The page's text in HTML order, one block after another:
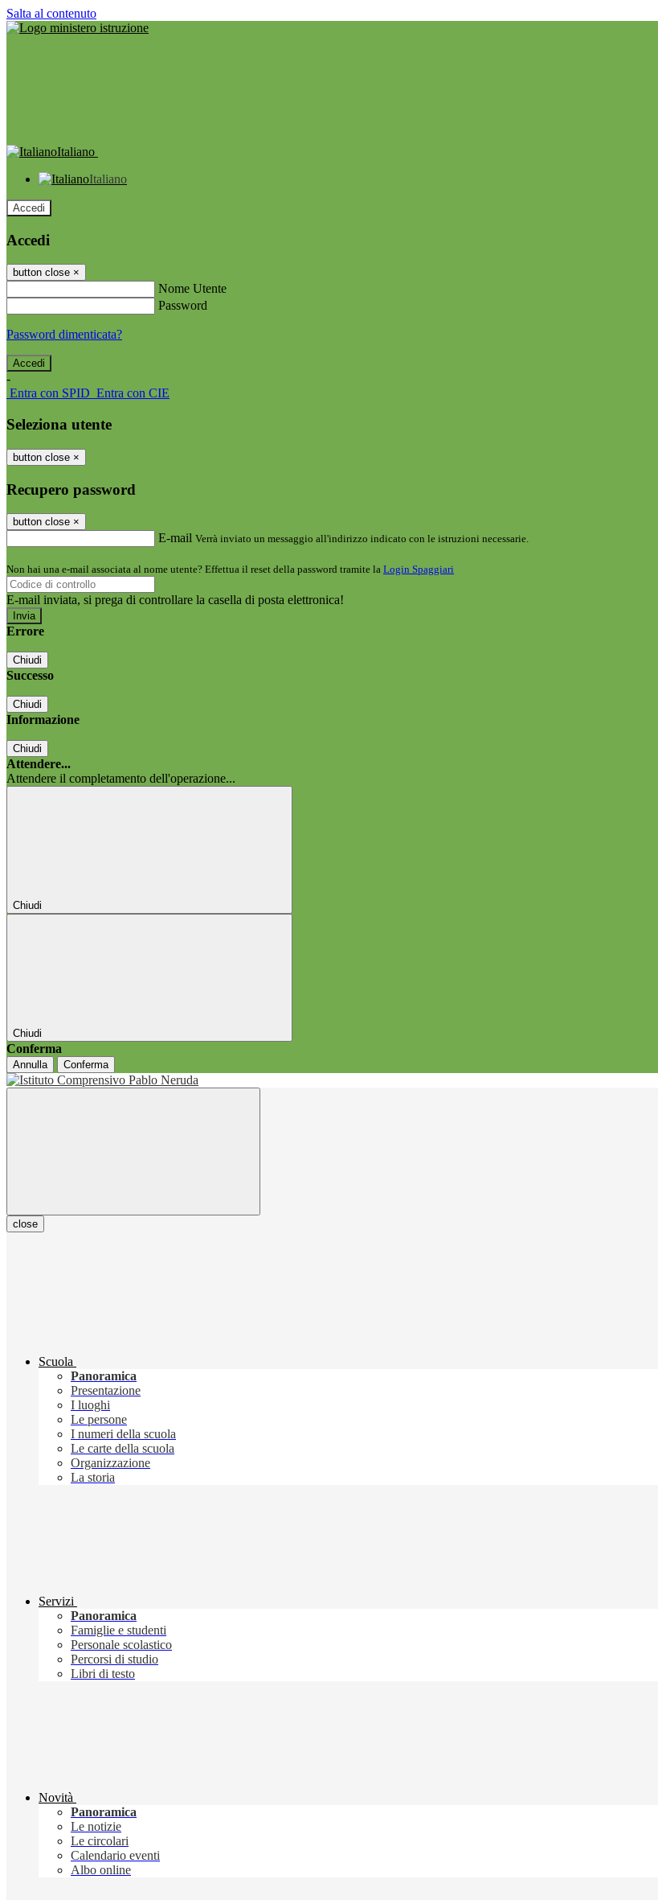
Salta al contenuto
Italiano
Italiano
Accedi
Accedi
button close ×
Nome Utente
Password
Password dimenticata?
-
Entra con SPID Entra con CIE
Seleziona utente
button close ×
Recupero password
button close ×
E-mail Verrà inviato un messaggio all'indirizzo indicato con le istruzioni necessarie.
Non hai una e-mail associata al nome utente? Effettua il reset della password tramite la Login Spaggiari
E-mail inviata, si prega di controllare la casella di posta elettronica!
Errore
Chiudi
Successo
Chiudi
Informazione
Chiudi
Attendere...
Attendere il completamento dell'operazione...
Chiudi
Chiudi
Conferma
Annulla Conferma
close
Scuola
Panoramica
Presentazione
I luoghi
Le persone
I numeri della scuola
Le carte della scuola
Organizzazione
La storia
Servizi
Panoramica
Famiglie e studenti
Personale scolastico
Percorsi di studio
Libri di testo
Novità
Panoramica
Le notizie
Le circolari
Calendario eventi
Albo online